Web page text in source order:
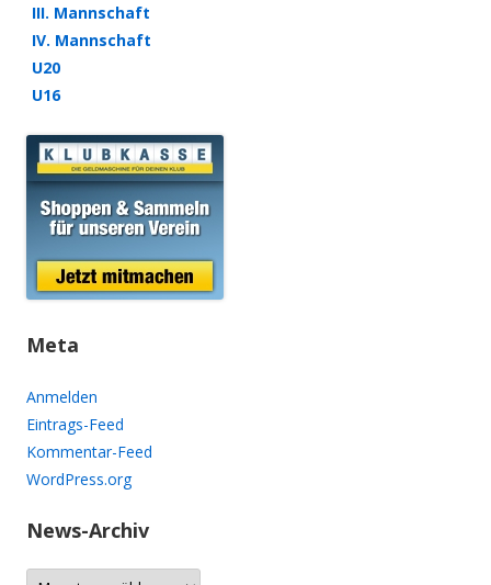
III. Mannschaft
IV. Mannschaft
U20
U16
Meta
Anmelden
Eintrags-Feed
Kommentar-Feed
WordPress.org
News-Archiv
N